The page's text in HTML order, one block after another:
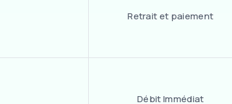
Retrait et paiement
Débit Immédiat